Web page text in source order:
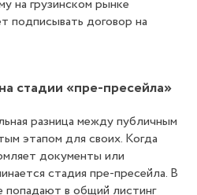
на грузинском рынке
подписывать договор на
стадии «пре-пресейла»
разница между публичным
этапом для своих. Когда
документы или
стадия пре-пресейла. В
в общий листинг